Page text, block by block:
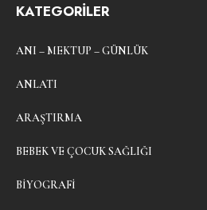
KATEGORİLER
ANI – MEKTUP – GÜNLÜK
ANLATI
ARAŞTIRMA
BEBEK VE ÇOCUK SAĞLIĞI
BIYOGRAFI